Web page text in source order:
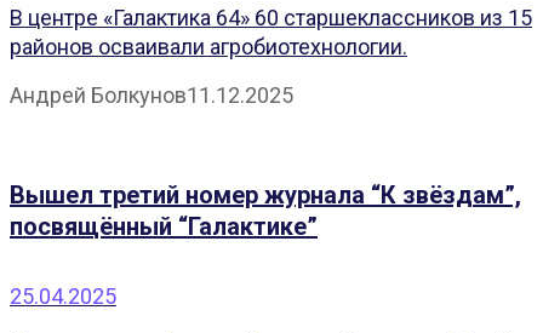
В центре «Галактика 64» 60 старшеклассников из 15
районов осваивали агробиотехнологии.
Андрей Болкунов11.12.2025
Вышел третий номер журнала “К звёздам”,
посвящённый “Галактике”
25.04.2025